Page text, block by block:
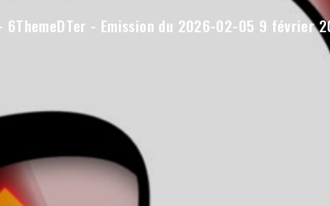
6ThemeDTer - Emission du 2026-02-05 9 février